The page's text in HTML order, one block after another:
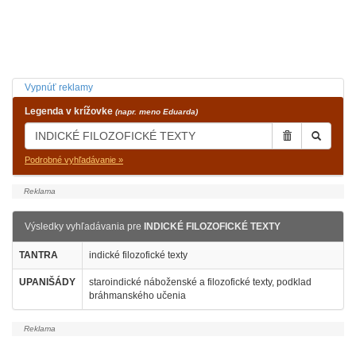
Vypnúť reklamy
Legenda v krížovke (napr. meno Eduarda)
Podrobné vyhľadávanie »
Výsledky vyhľadávania pre INDICKÉ FILOZOFICKÉ TEXTY
TANTRA indické filozofické texty
UPANIŠÁDY
staroindické náboženské a filozofické texty, podklad
bráhmanského učenia